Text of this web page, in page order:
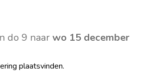
do 9 naarwo 15 december
plaatsvinden.